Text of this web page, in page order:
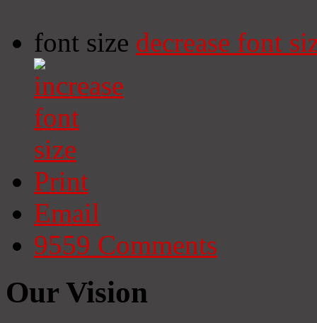
font size decrease font
Print
Email
9559 Comments
Our Vision